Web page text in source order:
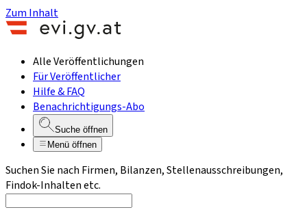
Zum Inhalt
Alle Veröffentlichungen
Für Veröffentlicher
Hilfe & FAQ
Benachrichtigungs-Abo
Suche öffnen
Menü öffnen
Suchen Sie nach Firmen, Bilanzen, Stellenausschreibungen,
Findok-Inhalten etc.